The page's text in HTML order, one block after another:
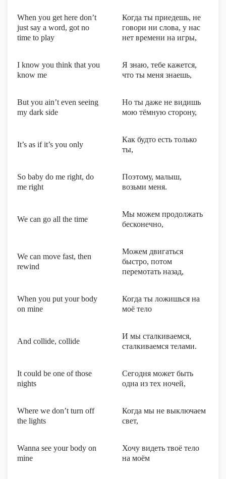
When you get here don’t
just say a word, got no
time to play
Когда ты приедешь, не
говори ни слова, у нас
нет времени на игры,
I know you think that you
know me
Я знаю, тебе кажется,
что ты меня знаешь,
But you ain’t even seeing
my dark side
Но ты даже не видишь
мою тёмную сторону,
It’s as if it’s you only
Как будто есть только
ты,
So baby do me right, do
me right
Поэтому, малыш,
возьми меня.
We can go all the time
Мы можем продолжать
бесконечно,
We can move fast, then
rewind
Можем двигаться
быстро, потом
перемотать назад,
When you put your body
on mine
Когда ты ложишься на
моё тело
And collide, collide
И мы сталкиваемся,
сталкиваемся телами.
It could be one of those
nights
Сегодня может быть
одна из тех ночей,
Where we don’t turn off
the lights
Когда мы не выключаем
свет,
Wanna see your body on
mine
Хочу видеть твоё тело
на моём